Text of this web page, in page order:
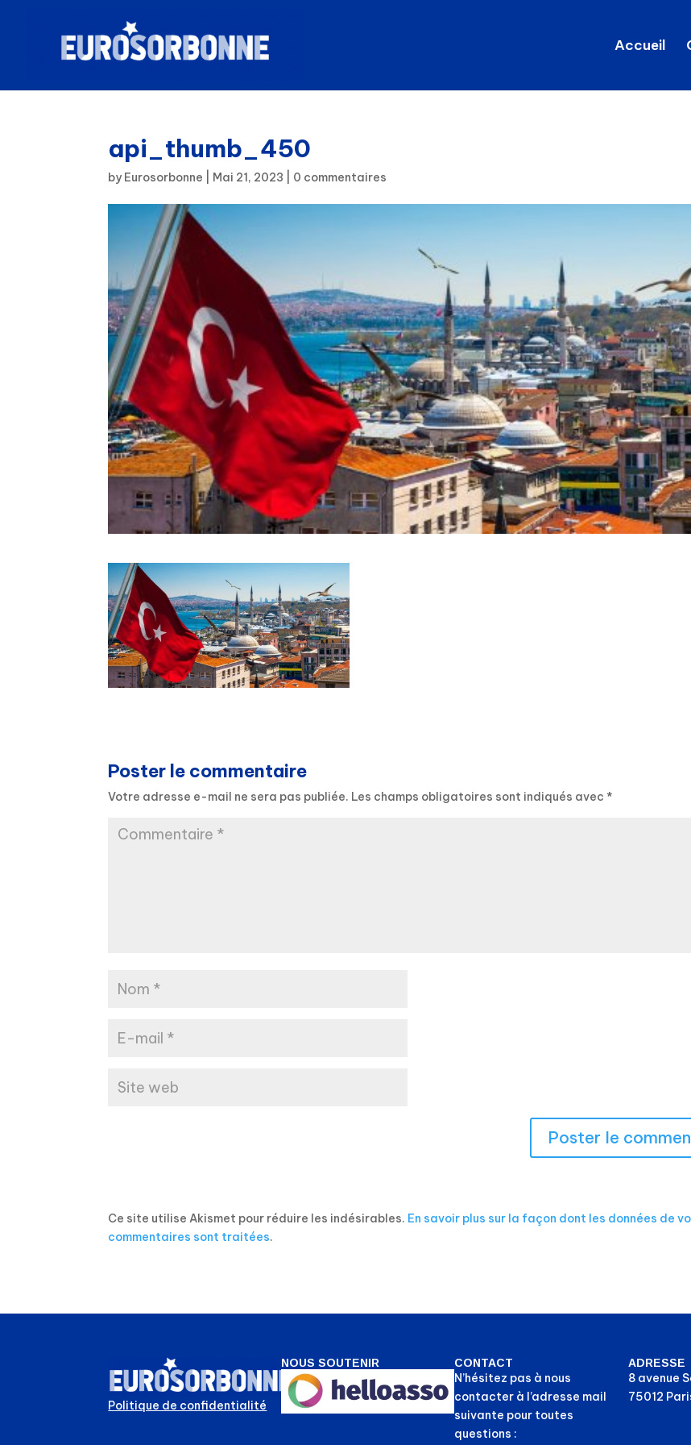
Accueil
api_thumb_450
by Eurosorbonne Mai 21, 2023 0 commentaires
Poster le commentaire
Votre adresse e-mail ne sera pas publiée. Les champs obligatoires sont indiqués avec*
Ce site utilise Akismet pour réduire les indésirables. En savoir plus sur la façon dont les données de
commentaires sont traitées.
Politique de confidentialité
NOUS SOUTENIR CONTACT
N’hésitez pas à nous
contacter à l’adresse mail
suivante pour toutes
questions :
ADRESSE
8 avenue
75012